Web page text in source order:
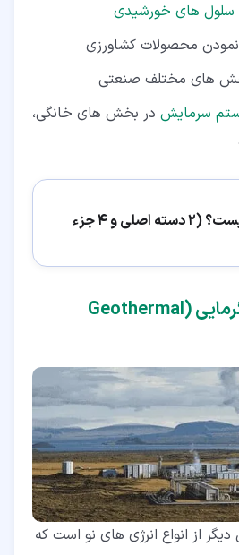
سلول های خورشیدی
محصولات کشاورزی
های مختلف صنعتی
سرمایش در بخش های خانگی،
نیروگاه خورشیدی چیست؟ (2 دسته اصلی و 4 جزء
۲‏-‏۳‏- انرژی زمین گرمایی (Geothermal
از انواع انرژی های نو است که